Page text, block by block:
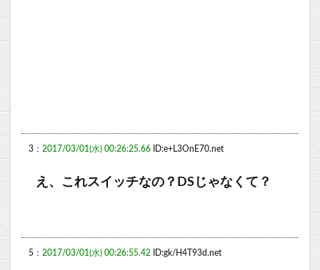
3： 2017/03/01(水) 00:26:25.66 ID:e+L3OnE70.net
え、これスイッチなの？DSじゃなくて？
5： 2017/03/01(水) 00:26:55.42 ID:gk/H4T93d.net